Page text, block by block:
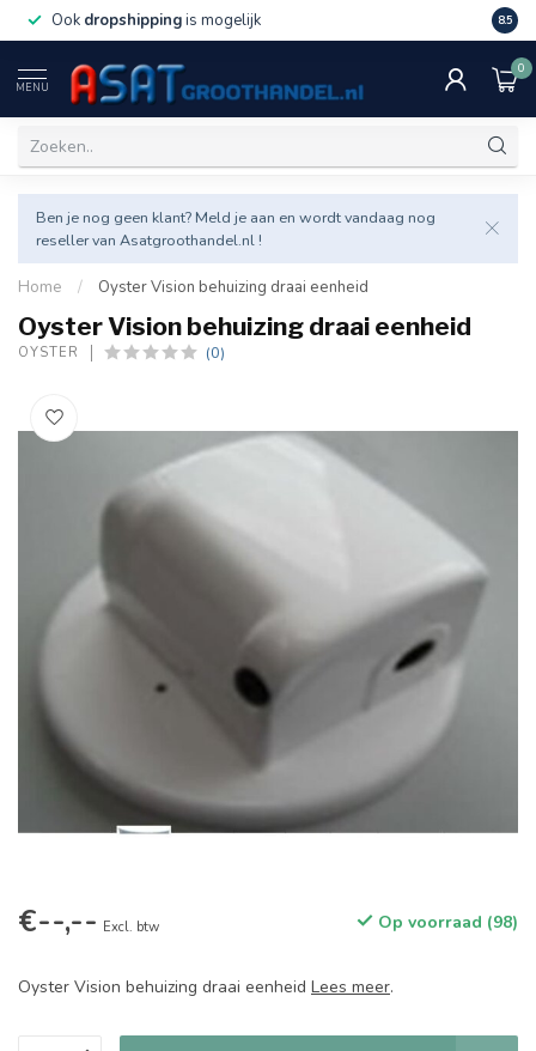
Ook dropshippingis mogelijk Veel
8.5
MENU
0
Ben je nog geen klant? Meld je aan en wordt vandaag nog
reseller van Asatgroothandel.nl !
Home / Oyster Vision behuizing draai eenheid
Oyster Vision behuizing draai eenheid
OYSTER (0)
€--,-- Excl. btw Op voorraad (98)
Oyster Vision behuizing draai eenheid Lees meer.